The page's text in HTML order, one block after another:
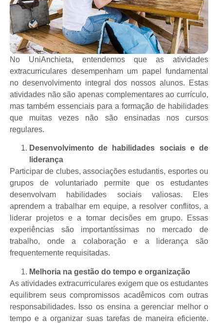
No UniAnchieta, entendemos que as atividades
extracurriculares desempenham um papel fundamental
no desenvolvimento integral dos nossos alunos. Estas
atividades não são apenas complementares ao currículo,
mas também essenciais para a formação de habilidades
que muitas vezes não são ensinadas nos cursos
regulares.
Desenvolvimento de habilidades sociais e de
liderança
Participar de clubes, associações estudantis, esportes ou
grupos de voluntariado permite que os estudantes
desenvolvam habilidades sociais valiosas. Eles
aprendem a trabalhar em equipe, a resolver conflitos, a
liderar projetos e a tomar decisões em grupo. Essas
experiências são importantíssimas no mercado de
trabalho, onde a colaboração e a liderança são
frequentemente requisitadas.
Melhoria na gestão do tempo e organização
As atividades extracurriculares exigem que os estudantes
equilibrem seus compromissos acadêmicos com outras
responsabilidades. Isso os ensina a gerenciar melhor o
tempo e a organizar suas tarefas de maneira eficiente.